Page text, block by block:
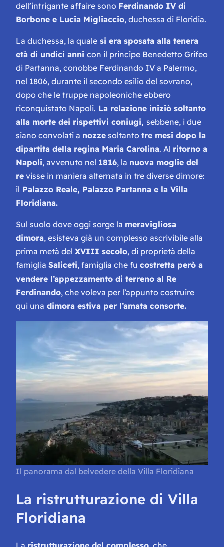
dell’intrigante affaire sono Ferdinando IV di
Borbone e Lucia Migliaccio, duchessa di Floridia.
La duchessa, la quale si era sposata alla tenera
età di undici anni con il principe Benedetto Grifeo
di Partanna, conobbe Ferdinando IV a Palermo,
nel 1806, durante il secondo esilio del sovrano,
dopo che le truppe napoleoniche ebbero
riconquistato Napoli. La relazione iniziò soltanto
alla morte dei rispettivi coniugi, sebbene, i due
siano convolati a nozze soltanto tre mesi dopo la
dipartita della regina Maria Carolina. Al ritorno a
Napoli, avvenuto nel 1816, la nuova moglie del
re visse in maniera alternata in tre diverse dimore:
il Palazzo Reale, Palazzo Partanna e la Villa
Floridiana.
Sul suolo dove oggi sorge la meravigliosa
dimora, esisteva già un complesso ascrivibile alla
prima metà del XVIII secolo, di proprietà della
famiglia Saliceti, famiglia che fu costretta però a
vendere l’appezzamento di terreno al Re
Ferdinando, che voleva per l’appunto costruire
qui una dimora estiva per l’amata consorte.
Il panorama dal belvedere della Villa Floridiana
La ristrutturazione di Villa
Floridiana